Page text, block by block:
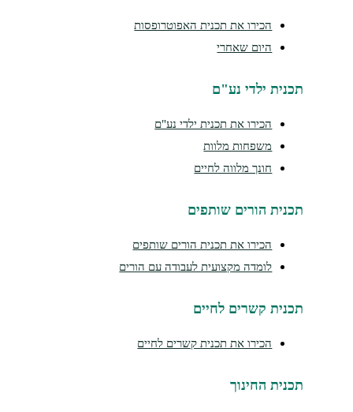
הכירו את תכנית האפוטרופסות
היום שאחרי
ילדי נע"ם
הכירו את תכנית ילדי נע"ם
משפחות מלוות
חונך מלווה לחיים
הורים שותפים
הכירו את תכנית הורים שותפים
לומדה מקצועית לעבודה עם הורים
קשרים לחיים
הכירו את תכנית קשרים לחיים
החינוך